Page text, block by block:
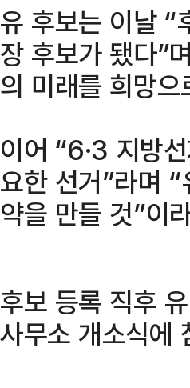
유 후보는 이날 “
장 후보가 됐다”
의 미래를 희망
이어 “6·3 지방
요한 선거”라며
약을 만들 것”이
후보 등록 직후
사무소 개소식에